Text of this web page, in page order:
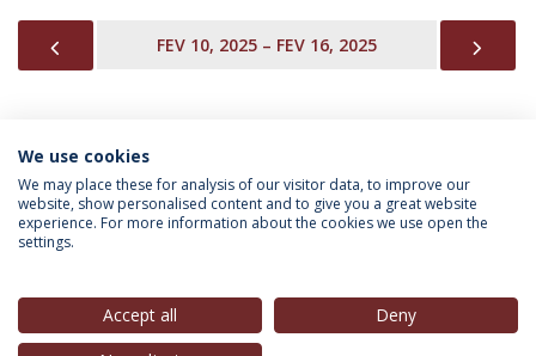
PREVIOUSFEV 10, 2025 – FEV 16, 2025
INFORMAÇÃO PARA
We use cookies
We may place these for analysis of our visitor data, to improve our
website, show personalised content and to give you a great website
experience. For more information about the cookies we use open the
settings.
Accept all
Deny